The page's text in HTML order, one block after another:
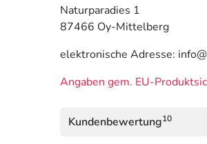
Naturparadies 1
87466 Oy-Mittelberg
elektronische Adresse:
Angaben gem. EU-
Kundenbewertung10